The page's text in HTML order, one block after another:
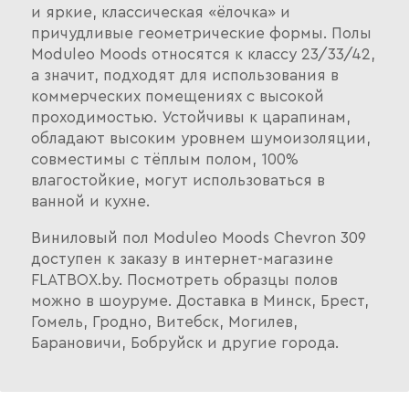
и яркие, классическая «ёлочка» и
причудливые геометрические формы. Полы
Moduleo Moods относятся к классу 23/33/42,
а значит, подходят для использования в
коммерческих помещениях с высокой
проходимостью. Устойчивы к царапинам,
обладают высоким уровнем шумоизоляции,
совместимы с тёплым полом, 100%
влагостойкие, могут использоваться в
ванной и кухне.
Виниловый пол Moduleo Moods Chevron 309
доступен к заказу в интернет-магазине
FLATBOX.by. Посмотреть образцы полов
можно в шоуруме. Доставка в Минск, Брест,
Гомель, Гродно, Витебск, Могилев,
Барановичи, Бобруйск и другие города.